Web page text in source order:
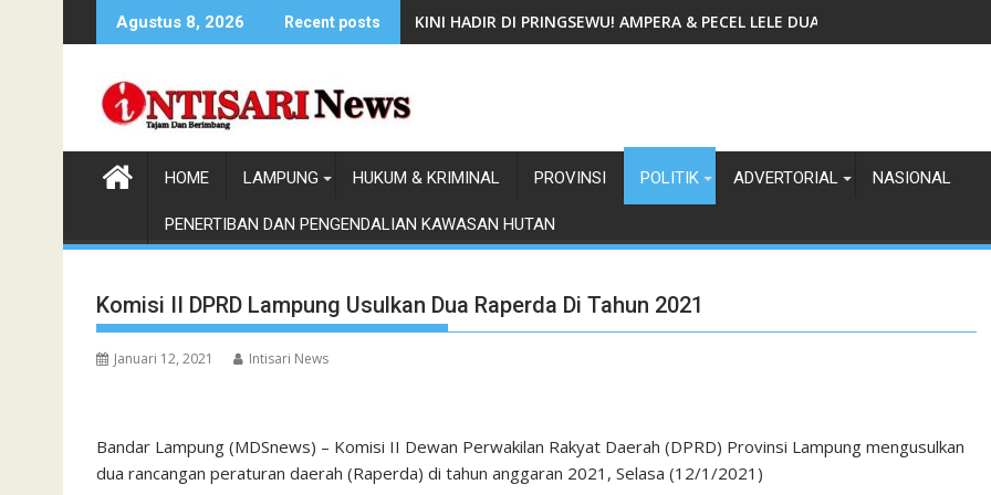
to
Agustus 8, 2026 Recent posts KINI HADIR DI PRINGSEWU! AMPERA & PECEL LELE DUA GADIS TAWARKAN
HOME LAMPUNG HUKUM & KRIMINAL PROVINSI POLITIK ADVERTORIAL NASIONAL
PENERTIBAN DAN PENGENDALIAN KAWASAN HUTAN
Komisi II DPRD Lampung Usulkan Dua Raperda Di Tahun 2021
Januari 12, 2021 Intisari News
Bandar Lampung (MDSnews) – Komisi II Dewan Perwakilan Rakyat Daerah (DPRD) Provinsi Lampung mengusulkan
dua rancangan peraturan daerah (Raperda) di tahun anggaran 2021, Selasa (12/1/2021)